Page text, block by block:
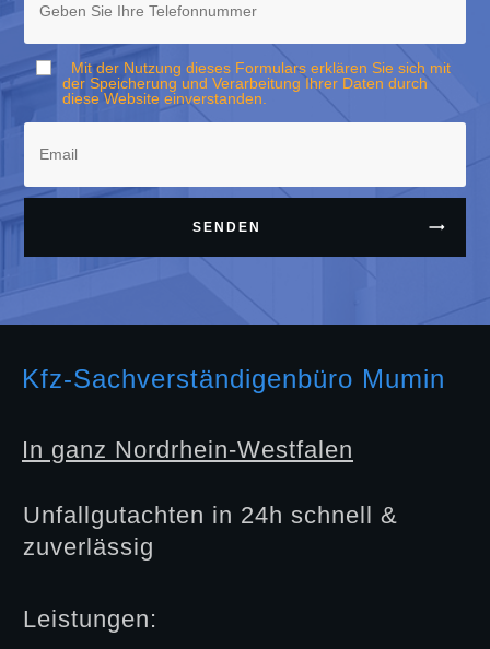
Mit der Nutzung dieses Formulars erklären Sie sich mit
der Speicherung und Verarbeitung Ihrer Daten durch
diese Website einverstanden.
SENDEN
Kfz-Sachverständigenbüro Mumin
In ganz Nordrhein-Westfalen
Unfallgutachten in 24h schnell &
zuverlässig
Leistungen: